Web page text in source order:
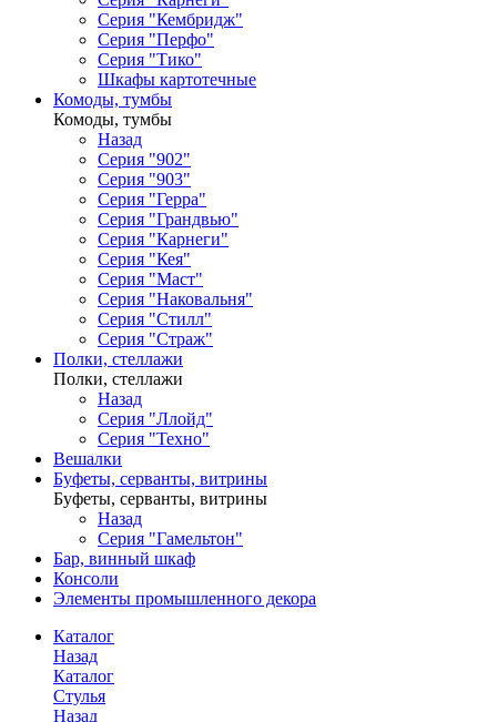
Серия "Кембридж"
Серия "Перфо"
Серия "Тико"
Шкафы картотечные
Комоды, тумбы
Комоды, тумбы
Назад
Серия "902"
Серия "903"
Серия "Герра"
Серия "Грандвью"
Серия "Карнеги"
Серия "Кея"
Серия "Маст"
Серия "Наковальня"
Серия "Стилл"
Серия "Страж"
Полки, стеллажи
Полки, стеллажи
Назад
Серия "Ллойд"
Серия "Техно"
Вешалки
Буфеты, серванты, витрины
Буфеты, серванты, витрины
Назад
Серия "Гамельтон"
Бар, винный шкаф
Консоли
Элементы промышленного декора
Каталог
Назад
Каталог
Стулья
Назад